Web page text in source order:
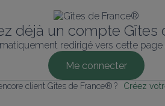
déjà un compte Gîtes
redirigé vers cette
Me connecter
client Gîtes de France® ? Créez